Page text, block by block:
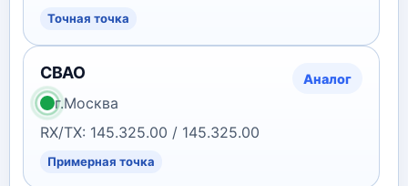
Точная точка
СВАО Аналог
г.Москва
RX/TX: 145.325.00 / 145.325.00
Примерная точка